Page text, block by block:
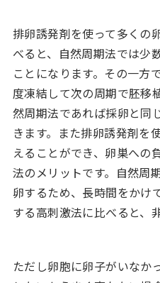
排卵誘発剤を使って多くの
べると、自然周期法では少
ことになります。その一方
度凍結して次の周期で胚移
然周期法であれば採卵と同
きます。また排卵誘発剤を
えることができ、卵巣への
法のメリットです。自然周
卵するため、長時間をかけ
する高刺激法に比べると、
ただし卵胞に卵子がいなか